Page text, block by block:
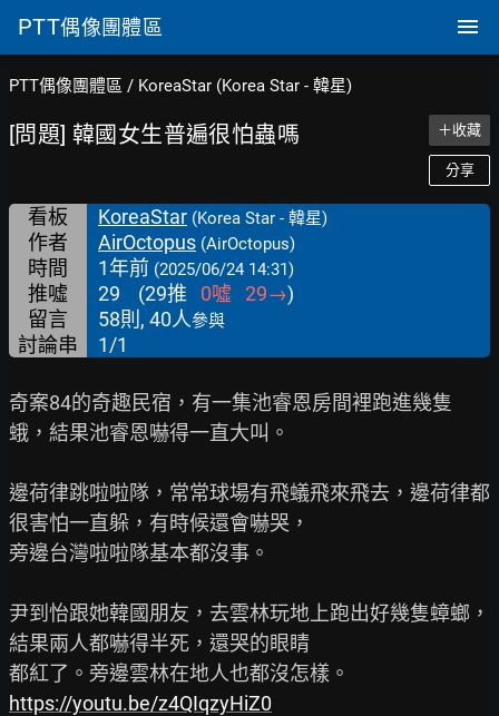
PTT偶像團體區
PTT偶像團體區 / KoreaStar (Korea Star - 韓星)
[問題] 韓國女生普遍很怕蟲嗎 ＋收藏
分享
看板 KoreaStar (Korea Star - 韓星)
作者 AirOctopus (AirOctopus)
時間 1年前 (2025/06/24 14:31)
推噓 29 (29推 0噓 29→)
留言
58則, 40人參與
討論串 1/1
奇案84的奇趣民宿，有一集池睿恩房間裡跑進幾隻
蛾，結果池睿恩嚇得一直大叫。
邊荷律跳啦啦隊，常常球場有飛蟻飛來飛去，邊荷律都
很害怕一直躲，有時候還會嚇哭，
旁邊台灣啦啦隊基本都沒事。
尹到怡跟她韓國朋友，去雲林玩地上跑出好幾隻蟑螂，
結果兩人都嚇得半死，還哭的眼睛
https://youtu.be/z4QIqzyHiZ0